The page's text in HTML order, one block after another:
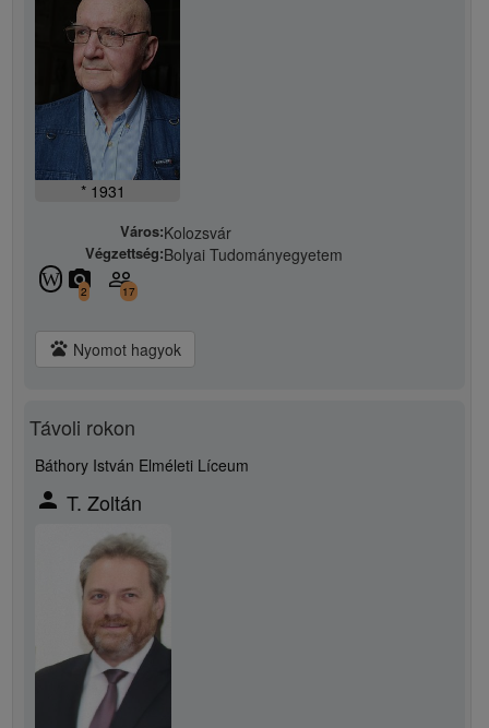
* 1931
Város:Kolozsvár
Végzettség:Bolyai Tudományegyetem
W camera_alt
2 people_outline
17
pets Nyomot hagyok
Távoli rokon
Báthory István Elméleti Líceum
person T. Zoltán